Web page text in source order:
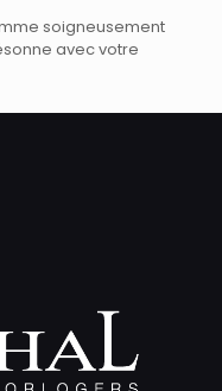
soigneusement
avec votre